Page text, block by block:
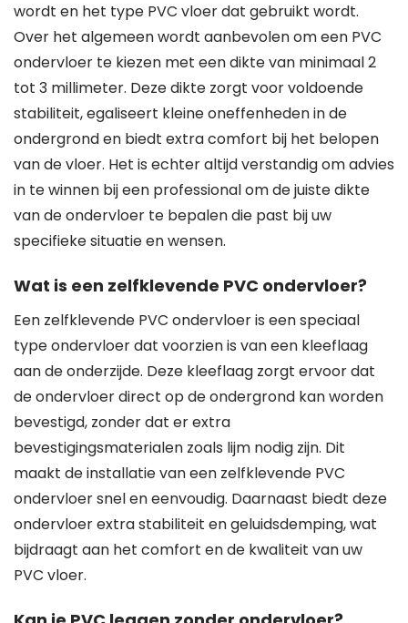
wordt en het type PVC vloer dat gebruikt wordt.
Over het algemeen wordt aanbevolen om een PVC
ondervloer te kiezen met een dikte van minimaal 2
tot 3 millimeter. Deze dikte zorgt voor voldoende
stabiliteit, egaliseert kleine oneffenheden in de
ondergrond en biedt extra comfort bij het belopen
van de vloer. Het is echter altijd verstandig om advies
in te winnen bij een professional om de juiste dikte
van de ondervloer te bepalen die past bij uw
specifieke situatie en wensen.
Wat is een zelfklevende PVC ondervloer?
Een zelfklevende PVC ondervloer is een speciaal
type ondervloer dat voorzien is van een kleeflaag
aan de onderzijde. Deze kleeflaag zorgt ervoor dat
de ondervloer direct op de ondergrond kan worden
bevestigd, zonder dat er extra
bevestigingsmaterialen zoals lijm nodig zijn. Dit
maakt de installatie van een zelfklevende PVC
ondervloer snel en eenvoudig. Daarnaast biedt deze
ondervloer extra stabiliteit en geluidsdemping, wat
bijdraagt aan het comfort en de kwaliteit van uw
PVC vloer.